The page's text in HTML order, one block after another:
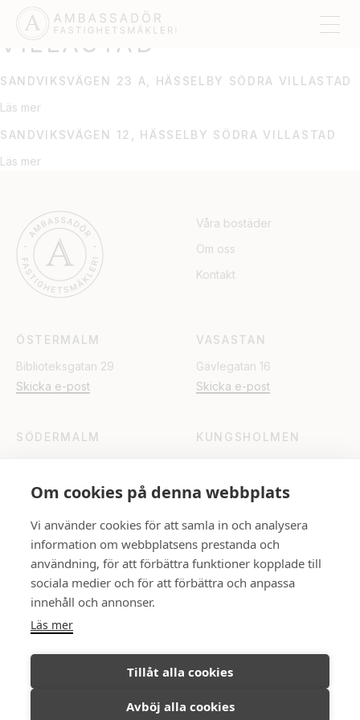
Om cookies på denna webbplats
Vi använder cookies för att samla in och analysera
information om webbplatsens prestanda och
användning, för att förbättra funktioner kopplade till
sociala medier och för att förbättra och anpassa
innehåll och annonser.
Läs mer
Tillåt alla cookies
Avböj alla cookies
HÄSSELBY SÖDRA
VILLASTAD
SANDVIKSVÄGEN 23 A, HÄSSELBY SÖDRA VILLASTAD
Läs mer
SANDVIKSVÄGEN 12, HÄSSELBY SÖDRA VILLASTAD
Läs mer
Våra bostäder
Om oss
Kontakt
ÖSTERMALM
Biblioteksgatan 29
Skicka e-post
VASASTAN
Gävlegatan 16
Skicka e-post
SÖDERMALM
KUNGSHOLMEN
Skicka e-post
UPPSALA
Rådhuset
Skicka e-post
FÖLJ OSS